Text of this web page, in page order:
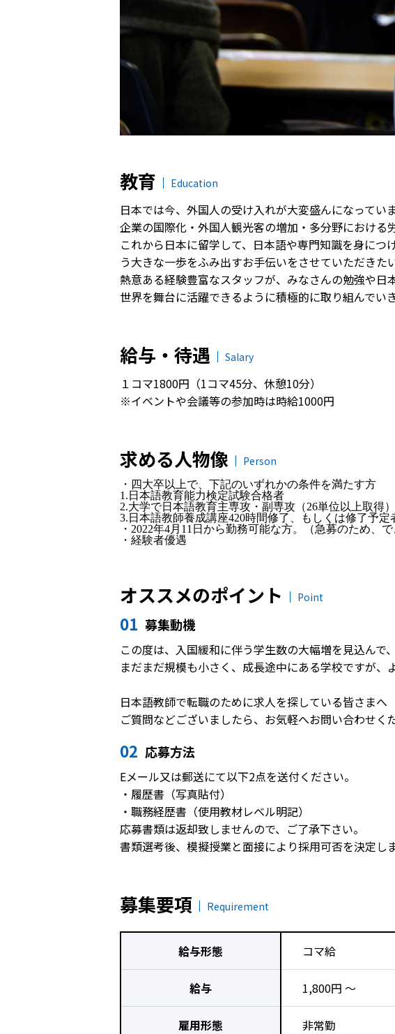
教育 Education
日本では今、外国人の受け入れが大変盛んになっていま
企業の国際化・外国人観光客の増加・多分野における
これから日本に留学して、日本語や専門知識を身に
う大きな一歩をふみ出すお手伝いをさせていただきた
熱意ある経験豊富なスタッフが、みなさんの勉強や日
世界を舞台に活躍できるように積極的に取り組んでいき
給与・待遇 Salary
１コマ1800円（1コマ45分、休憩10分）
※イベントや会議等の参加時は時給1000円
求める人物像 Person
・四大卒以上で、下記のいずれかの条件を満たす方
1.日本語教育能力検定試験合格者
2.大学で日本語教育主専攻・副専攻（26単位以上取得
3.日本語教師養成講座420時間修了、もしくは修了予定
・2022年4月11日から勤務可能な方。（急募のため、
・経験者優遇
オススメのポイント Point
01 募集動機
この度は、入国緩和に伴う学生数の大幅増を見込んで
まだまだ規模も小さく、成長途中にある学校ですが、
日本語教師で転職のために求人を探している皆さまへ
ご質問などございましたら、お気軽へお問い合わせく
02 応募方法
Eメール又は郵送にて以下2点を送付ください。
・履歴書（写真貼付）
・職務経歴書（使用教材レベル明記）
応募書類は返却致しませんので、ご了承下さい。
書類選考後、模擬授業と面接により採用可否を決定しま
募集要項 Requirement
給与形態 コマ給
給与 1,800円 〜
雇用形態 非常勤